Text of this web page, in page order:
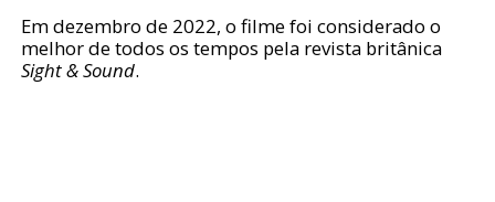
Em dezembro de 2022, o filme foi considerado o
melhor de todos os tempos pela revista britânica
Sight & Sound.